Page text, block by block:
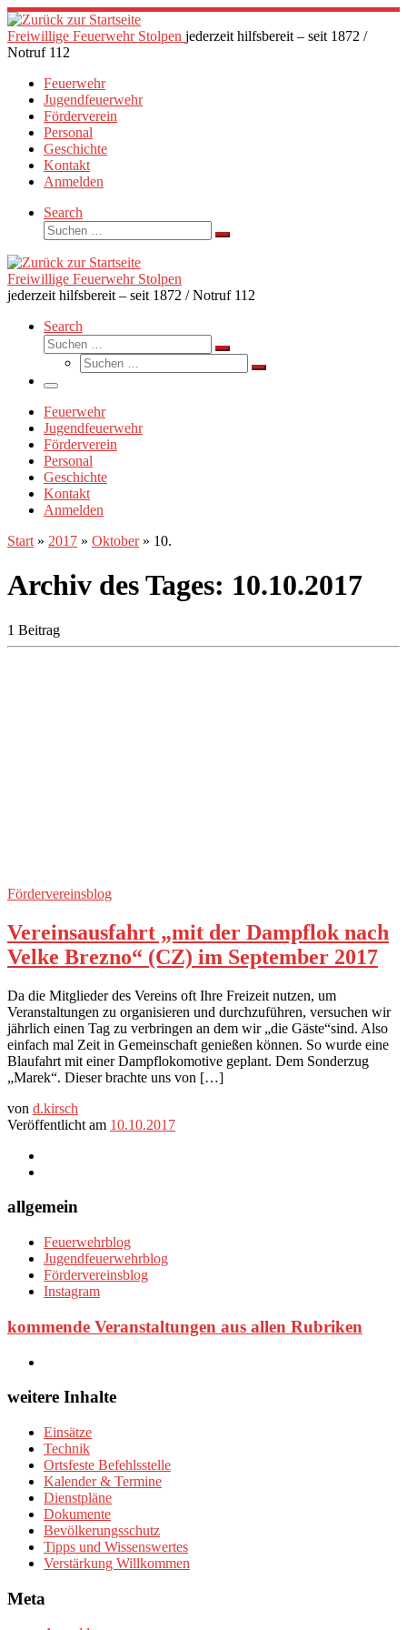
Zum
Inhalt
springen
Freiwillige Feuerwehr Stolpen jederzeit hilfsbereit – seit 1872 /
Notruf 112
Feuerwehr
Jugendfeuerwehr
Förderverein
Personal
Geschichte
Kontakt
Anmelden
Search
Suche
Suchen …
Freiwillige Feuerwehr Stolpen
jederzeit hilfsbereit – seit 1872 / Notruf 112
Search
Suche
Suchen …
Suche
Suchen …
Menü
Feuerwehr
Jugendfeuerwehr
Förderverein
Personal
Geschichte
Kontakt
Anmelden
Start » 2017 » Oktober » 10.
Archiv des Tages: 10.10.2017
1 Beitrag
Fördervereinsblog
Vereinsausfahrt „mit der Dampflok nach
Velke Brezno“ (CZ) im September 2017
Da die Mitglieder des Vereins oft Ihre Freizeit nutzen, um
Veranstaltungen zu organisieren und durchzuführen, versuchen wir
jährlich einen Tag zu verbringen an dem wir „die Gäste“sind. Also
einfach mal Zeit in Gemeinschaft genießen können. So wurde eine
Blaufahrt mit einer Dampflokomotive geplant. Dem Sonderzug
„Marek“. Dieser brachte uns von […]
von d.kirsch
Veröffentlicht am 10.10.2017
allgemein
Feuerwehrblog
Jugendfeuerwehrblog
Fördervereinsblog
Instagram
kommende Veranstaltungen aus allen Rubriken
weitere Inhalte
Einsätze
Technik
Ortsfeste Befehlsstelle
Kalender & Termine
Dienstpläne
Dokumente
Bevölkerungsschutz
Tipps und Wissenswertes
Verstärkung Willkommen
Meta